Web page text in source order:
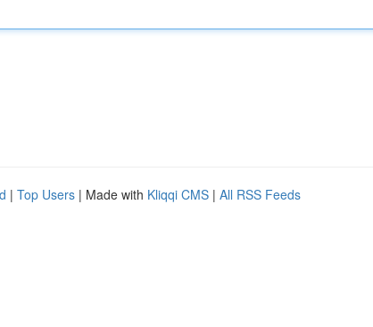
| Top Users | Made with Kliqqi CMS | All RSS Feeds